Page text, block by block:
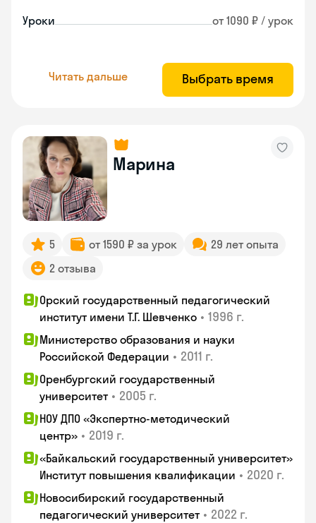
Уроки от 1090 ₽ / урок
Читать дальше Выбрать время
Марина
5 от 1590 ₽ за урок
29 лет опыта
2 отзыва
Орский государственный педагогический
институт имени Т.Г. Шевченко • 1996 г.
Министерство образования и науки
Российской Федерации • 2011 г.
Оренбургский государственный
университет • 2005 г.
НОУ ДПО «Экспертно-методический
центр» • 2019 г.
«Байкальский государственный университет»
Институт повышения квалификации • 2020 г.
Новосибирский государственный
педагогический университет • 2022 г.